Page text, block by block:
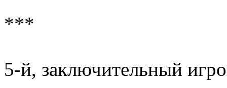
***
5-й, заключительный